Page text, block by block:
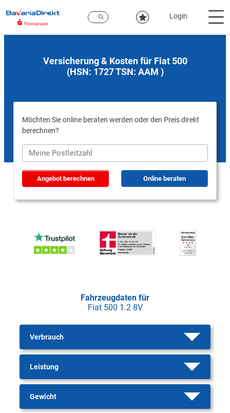
Hauptinhalt
Login
Versicherung & Kosten für Fiat 500
(HSN: 1727 TSN: AAM )
Möchten Sie online beraten werden oder den Preis direkt
berechnen?
Angebot berechnen Online beraten
Fahrzeugdaten für
Fiat 500 1.2 8V
Verbrauch
Leistung
Gewicht